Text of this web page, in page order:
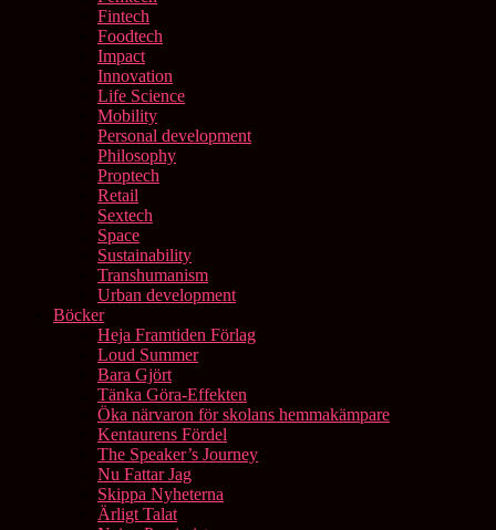
Fintech
Foodtech
Impact
Innovation
Life Science
Mobility
Personal development
Philosophy
Proptech
Retail
Sextech
Space
Sustainability
Transhumanism
Urban development
Böcker
Heja Framtiden Förlag
Loud Summer
Bara Gjört
Tänka Göra-Effekten
Öka närvaron för skolans hemmakämpare
Kentaurens Fördel
The Speaker’s Journey
Nu Fattar Jag
Skippa Nyheterna
Ärligt Talat